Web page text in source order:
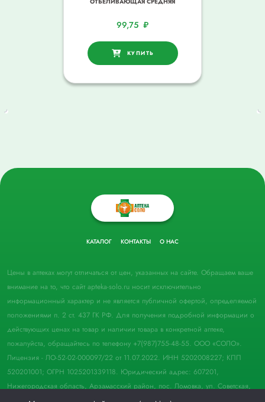
99,75 ₽
КУПИТЬ
КАТАЛОГ КОНТАКТЫ О НАС
Цены в аптеках могут отличаться от цен, указанных на сайте. Обращаем ваше
внимание на то, что сайт apteka-solo.ru носит исключительно
информационный характер и не является публичной офертой, определяемой
положениями п. 2 ст. 437 ГК РФ. Для получения подробной информации о
действующих ценах на товар и наличии товара в конкретной аптеке,
пожалуйста, обращайтесь по телефону +7(987)755-48-55. ООО «СОЛО».
Лицензия - ЛО-52-02-000097/22 от 11.07.2022. ИНН 5202008227; КПП
520201001; ОГРН 1025201339118. Юридический адрес: 607201,
Нижегородская область, Арзамасский район, пос. Ломовка, ул. Советская,